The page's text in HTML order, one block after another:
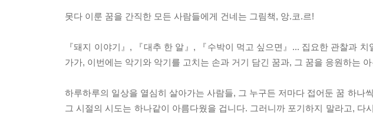
못다 이룬 꿈을 간직한 모든 사람들에게 건네는 그림책, 앙.코.르!
『돼지 이야기』, 『대추 한 알』, 『수박이 먹고 싶으면』... 집요한 관찰과
가가, 이번에는 악기와 악기를 고치는 손과 거기 담긴 꿈과, 그 꿈을 응원하는
하루하루의 일상을 열심히 살아가는 사람들, 그 누구든 저마다 접어둔 꿈 하나
그 시절의 시도는 하나같이 아름다웠을 겁니다. 그러니까 포기하지 말라고,